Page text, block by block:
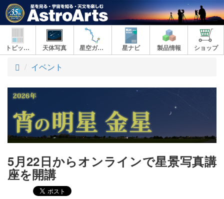
トピックス 天体写真 星空ガイド 星ナビ 製品情報 ショップ
ト
プ
イベント
5月22日からオンラインで星景写真講
座を開講